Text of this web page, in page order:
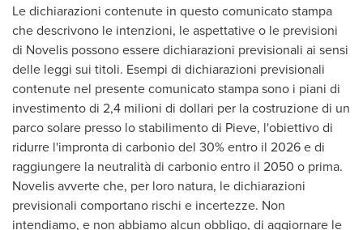
Le dichiarazioni contenute in questo comunicato stampa
che descrivono le intenzioni, le aspettative o le previsioni
di Novelis possono essere dichiarazioni previsionali ai sensi
delle leggi sui titoli. Esempi di dichiarazioni previsionali
contenute nel presente comunicato stampa sono i piani di
investimento di 2,4 milioni di dollari per la costruzione di un
parco solare presso lo stabilimento di Pieve, l'obiettivo di
ridurre l'impronta di carbonio del 30% entro il 2026 e di
raggiungere la neutralità di carbonio entro il 2050 o prima.
Novelis avverte che, per loro natura, le dichiarazioni
previsionali comportano rischi e incertezze. Non
intendiamo, e non abbiamo alcun obbligo, di aggiornare le